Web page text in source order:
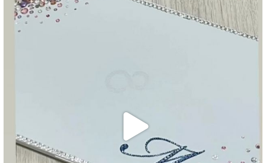
decojewelrymahalo
10月 16